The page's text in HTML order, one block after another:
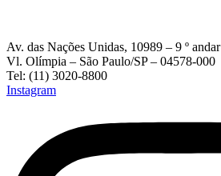
Av. das Nações Unidas, 10989 – 9 º andar
Vl. Olímpia – São Paulo/SP – 04578-000
Tel: (11) 3020-8800
Instagram